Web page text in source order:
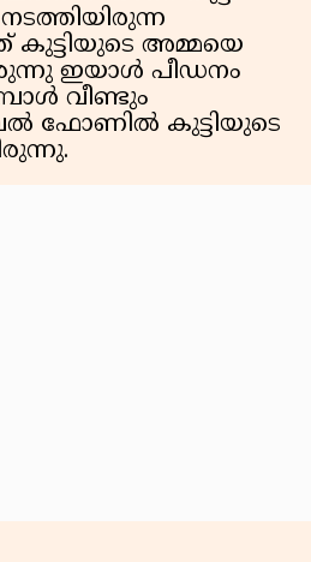
അമ്മയെ
ഇയാൾ പീഡനം
വീണ്ടും
ഫോണിൽ കുട്ടിയുടെ